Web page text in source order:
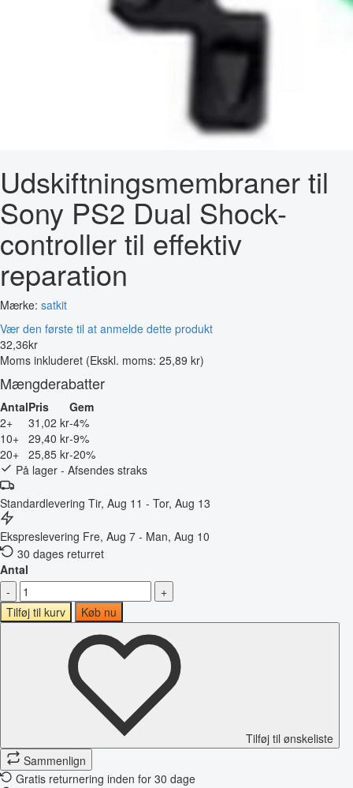
Udskiftningsmembraner til
Sony PS2 Dual Shock-
controller til effektiv
reparation
Mærke: satkit
Vær den første til at anmelde dette produkt
32,36kr
Moms inkluderet (Ekskl. moms: 25,89 kr)
Mængderabatter
AntalPris
Gem
2+
31,02 kr-4%
10+ 29,40 kr-9%
20+ 25,85 kr-20%
På lager - Afsendes straks
Standardlevering Tir, Aug 11 - Tor, Aug 13
Ekspreslevering Fre, Aug 7 - Man, Aug 10
30 dages returret
Antal
-
+
Tilføj til kurv
Køb nu
Tilføj til ønskeliste
Sammenlign
Gratis returnering inden for 30 dage